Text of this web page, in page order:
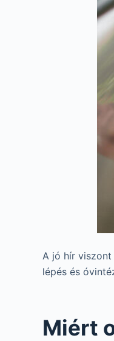
A jó hír viszont
lépés és
Miért